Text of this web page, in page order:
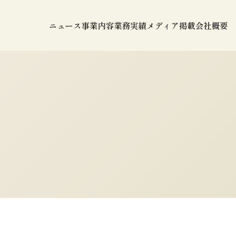
ニュース事業内容業務実績メディア掲載会社概要